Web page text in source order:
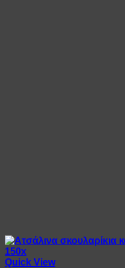
Quick View